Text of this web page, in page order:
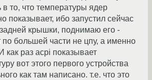
в то, что температуры ядер
показывает, ибо запустил сейчас
задней крышки, поднимаю его -
по большей части не цпу, а именно
как раз acpi показывает
вот этого первого устройства
как там написано. т.е. что это